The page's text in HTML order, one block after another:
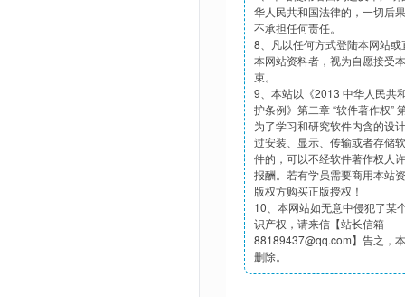
华人民共和国法律的，一切后
不承担任何责任。
8、凡以任何方式登陆本网站
本网站资料者，视为自愿接受
束。
9、本站以《2013 中华人民共
护条例》第二章 “软件著作权”
为了学习和研究软件内含的设
过安装、显示、传输或者存储
件的，可以不经软件著作权人
报酬。若有学员需要商用本站
版权方购买正版授权！
10、本网站如无意中侵犯了某
识产权，请来信【站长信箱
88189437@qq.com】告之，
删除。